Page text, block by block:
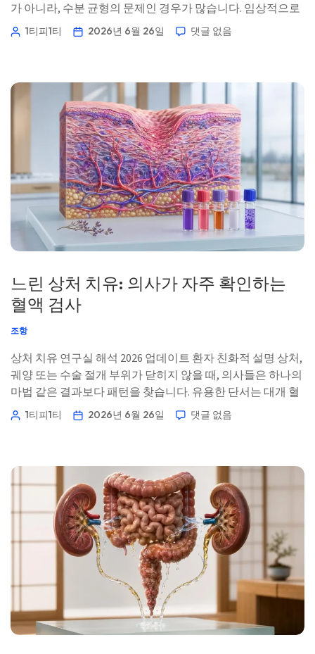
가 아니라, 수분 균형의 문제인 경우가 많습니다. 임상적으로
중요한 포인트는 수분 손실이 단순한지, 신장(콩팥)에서 비롯
[…]
1티피1티 2026년 6월 26일 댓글 없음
느린 상처 치유: 의사가 자주 확인하는
혈액 검사
조항
상처 치유 연구실 해석 2026 업데이트 환자 친화적 설명 상처,
궤양 또는 수술 절개 부위가 닫히지 않을 때, 의사들은 하나의
마법 같은 결과보다 패턴을 찾습니다. 유용한 단서는 대개 혈
당 조절, 산소 운반 능력, 단백질 상태, 염증, 그리고 면역 위험
1티피1티 2026년 6월 26일 댓글 없음